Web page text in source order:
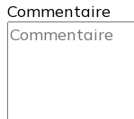
Commentaire